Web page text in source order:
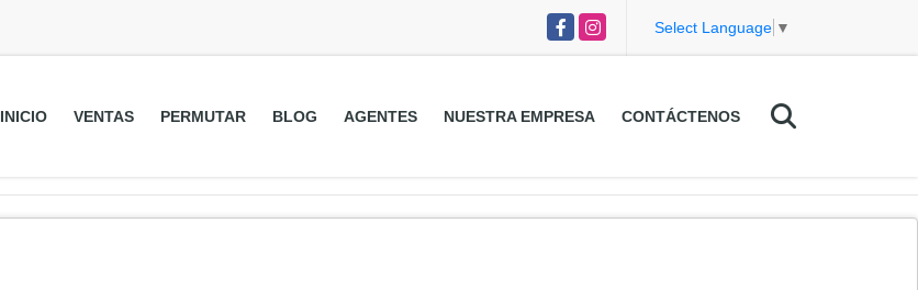
FacebookInstagram Select Language ▼
INICIO VENTAS PERMUTAR BLOG AGENTES NUESTRA EMPRESA CONTÁCTENOS